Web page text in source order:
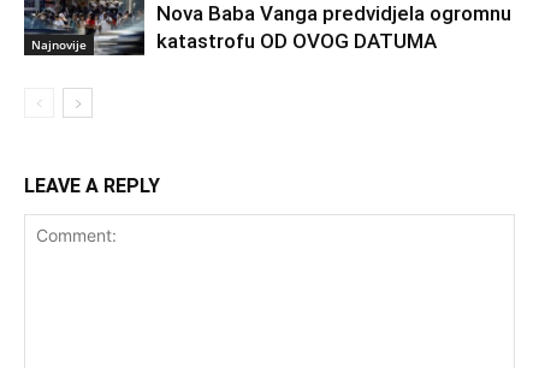
Najnovije
Nova Baba Vanga predvidjela ogromnu
katastrofu OD OVOG DATUMA
LEAVE A REPLY